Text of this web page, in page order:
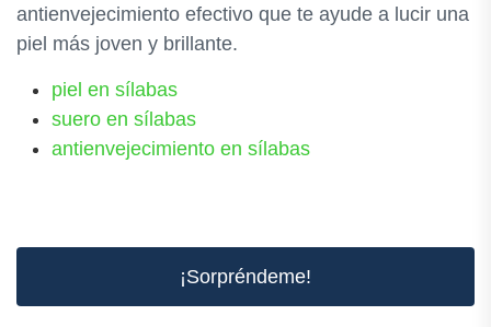
antienvejecimiento efectivo que te ayude a lucir una
piel más joven y brillante.
piel en sílabas
suero en sílabas
antienvejecimiento en sílabas
¡Sorpréndeme!